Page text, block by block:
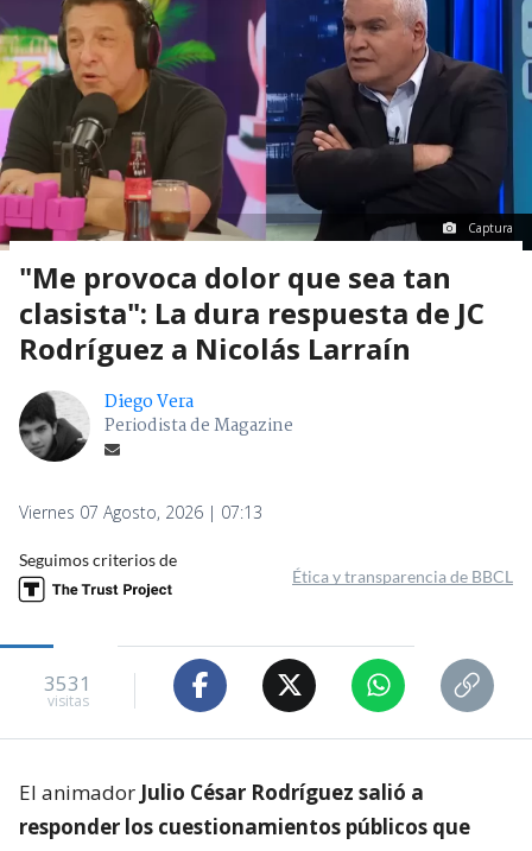
Captura
"Me provoca dolor que sea tan
clasista": La dura respuesta de JC
Rodríguez a Nicolás Larraín
Diego Vera
Periodista de Magazine
Viernes 07 Agosto, 2026 | 07:13
Seguimos criterios de
Ética y transparencia de BBCL
3531
visitas
El animador Julio César Rodríguez salió a
responder los cuestionamientos públicos que